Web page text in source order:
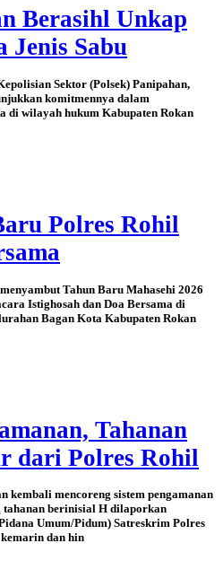
Berasihl Unkap
Jenis Sabu
Sektor (Polsek) Panipahan,
komitmennya dalam
di wilayah hukum Kabupaten Rokan
Polres Rohil
Tahun Baru Mahasehi 2026
Istighosah dan Doa Bersama di
Bagan Kota Kabupaten Rokan
Tahanan
dari Polres Rohil
kembali mencoreng sistem pengamanan
tahanan berinisial H dilaporkan
Umum/Pidum) Satreskrim Polres
dan hin